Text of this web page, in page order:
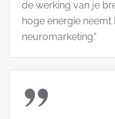
de werking van je
hoge energie neemt
neuromarketing."